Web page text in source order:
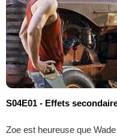
S04E01 - Effets
Zoe est heureuse que